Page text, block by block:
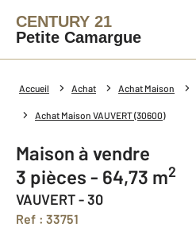
CENTURY 21
Petite Camargue
Accueil Achat Achat Maison
Achat Maison VAUVERT (30600)
Maison à vendre
3 pièces - 64,73 m2
VAUVERT - 30
Ref : 33751